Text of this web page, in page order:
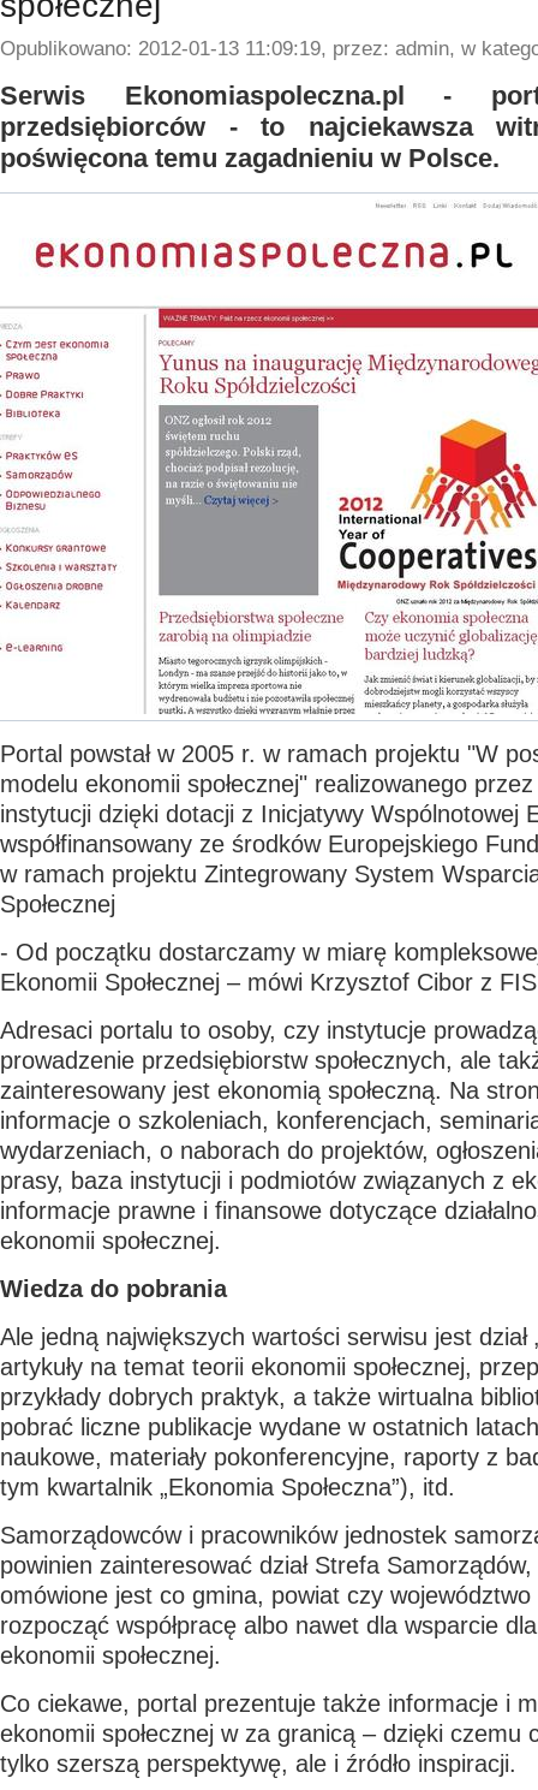
Opublikowano: 2012-01-13 11:09:19, przez: admin, w
Serwis Ekonomiaspoleczna.pl -
przedsiębiorców - to najciekawsza
poświęcona temu zagadnieniu w Polsce.
Portal powstał w 2005 r. w ramach projektu "W
modelu ekonomii społecznej" realizowanego
instytucji dzięki dotacji z Inicjatywy Wspólnotowej
współfinansowany ze środków Europejskiego
w ramach projektu Zintegrowany System
Społecznej
- Od początku dostarczamy w miarę
Ekonomii Społecznej – mówi Krzysztof Cibor z
Adresaci portalu to osoby, czy instytucje
prowadzenie przedsiębiorstw społecznych, ale
zainteresowany jest ekonomią społeczną. Na
informacje o szkoleniach, konferencjach,
wydarzeniach, o naborach do projektów,
prasy, baza instytucji i podmiotów związanych z
informacje prawne i finansowe dotyczące
ekonomii społecznej.
Wiedza do pobrania
Ale jedną największych wartości serwisu jest dział
artykuły na temat teorii ekonomii społecznej,
przykłady dobrych praktyk, a także wirtualna
pobrać liczne publikacje wydane w ostatnich
naukowe, materiały pokonferencyjne, raporty z
tym kwartalnik „Ekonomia Społeczna”), itd.
Samorządowców i pracowników jednostek
powinien zainteresować dział Strefa Samorządów,
omówione jest co gmina, powiat czy
rozpocząć współpracę albo nawet dla wsparcie
ekonomii społecznej.
Co ciekawe, portal prezentuje także informacje i
ekonomii społecznej w za granicą – dzięki czemu
tylko szerszą perspektywę, ale i źródło inspiracji.